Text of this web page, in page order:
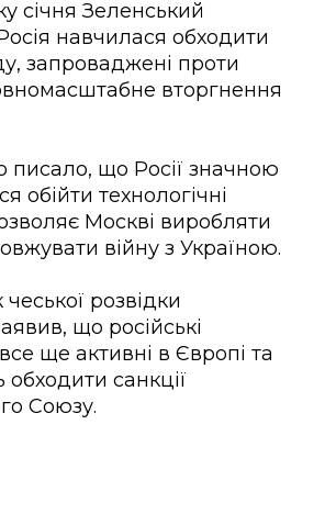
січня Зеленський
навчилася обходити
запроваджені проти
вторгнення
писало, що Росії значною
обійти технологічні
Москві виробляти
війну з Україною.
розвідки
що російські
ще активні в Європі та
санкції
Союзу.